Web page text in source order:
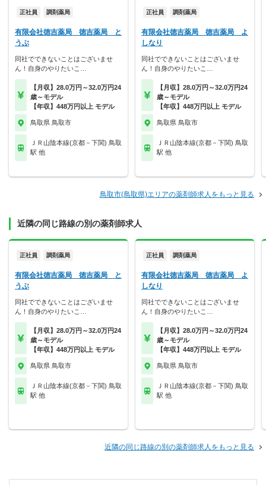
正社員 調剤薬局
有限会社徳吉薬局 徳吉薬局 と
うぶ
同社でできないことはございませ
ん！自身のやりたいこ…
【月収】28.0万円～32.0万円24
歳～モデル
【年収】448万円以上 モデル
鳥取県 鳥取市
ＪＲ山陰本線(京都－下関) 鳥取
駅 他
正社員 調剤薬局
有限会社徳吉薬局 徳吉薬局 よ
しなり
同社でできないことはございませ
ん！自身のやりたいこ…
【月収】28.0万円～32.0万円24
歳～モデル
【年収】448万円以上 モデル
鳥取県 鳥取市
ＪＲ山陰本線(京都－下関) 鳥取
駅 他
鳥取市(鳥取県)エリアの薬剤師求人をもっと見る
近隣の同じ路線の別の薬剤師求人
正社員 調剤薬局
有限会社徳吉薬局 徳吉薬局 と
うぶ
同社でできないことはございませ
ん！自身のやりたいこ…
【月収】28.0万円～32.0万円24
歳～モデル
【年収】448万円以上 モデル
鳥取県 鳥取市
ＪＲ山陰本線(京都－下関) 鳥取
駅 他
正社員 調剤薬局
有限会社徳吉薬局 徳吉薬局 よ
しなり
同社でできないことはございませ
ん！自身のやりたいこ…
【月収】28.0万円～32.0万円24
歳～モデル
【年収】448万円以上 モデル
鳥取県 鳥取市
ＪＲ山陰本線(京都－下関) 鳥取
駅 他
近隣の同じ路線の別の薬剤師求人をもっと見る